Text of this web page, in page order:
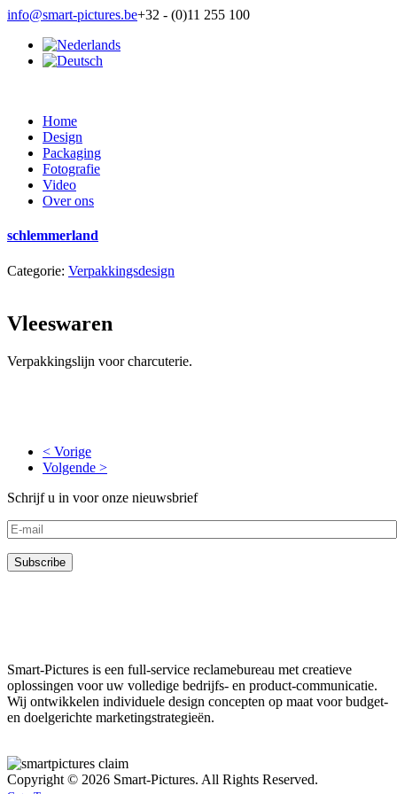
info@smart-pictures.be+32 - (0)11 255 100
Home
Design
Packaging
Fotografie
Video
Over ons
schlemmerland
Categorie: Verpakkingsdesign
Vleeswaren
Verpakkingslijn voor charcuterie.
< Vorige
Volgende >
Schrijf u in voor onze nieuwsbrief
Smart-Pictures is een full-service reclamebureau met creatieve
oplossingen voor uw volledige bedrijfs- en product-communicatie.
Wij ontwikkelen individuele design concepten op maat voor budget-
en doelgerichte marketingstrategieën.
Copyright © 2026 Smart-Pictures. All Rights Reserved.